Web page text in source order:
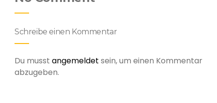
Schreibe einen Kommentar
Du musst angemeldet sein, um einen Kommentar
abzugeben.